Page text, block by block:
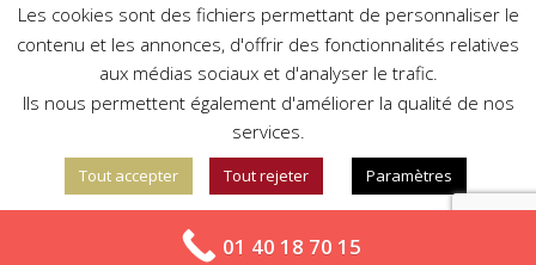
Traduction commerciale
Traduction document officiel
Traduction assermentée urgente
Création Elysée Digital - Copyright Agetrad©
Les cookies sont des fichiers permettant de personnaliser le
contenu et les annonces, d'offrir des fonctionnalités relatives
aux médias sociaux et d'analyser le trafic.
Ils nous permettent également d'améliorer la qualité de nos
services.
Tout accepter Tout rejeter Paramètres
En savoir plus sur notre politique de confidentialité
01 40 18 70 15